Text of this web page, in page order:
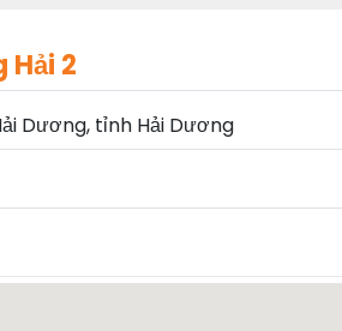
Hải 2
Dương, tỉnh Hải Dương